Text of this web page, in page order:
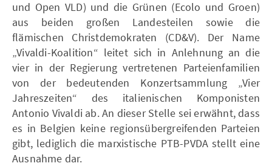
und Open VLD) und die Grünen (Ecolo und Groen)
aus beiden großen Landesteilen sowie die
flämischen Christdemokraten (CD&V). Der Name
„Vivaldi-Koalition“ leitet sich in Anlehnung an die
vier in der Regierung vertretenen Parteienfamilien
von der bedeutenden Konzertsammlung „Vier
Jahreszeiten“ des italienischen Komponisten
Antonio Vivaldi ab. An dieser Stelle sei erwähnt, dass
es in Belgien keine regionsübergreifenden Parteien
gibt, lediglich die marxistische PTB-PVDA stellt eine
Ausnahme dar.